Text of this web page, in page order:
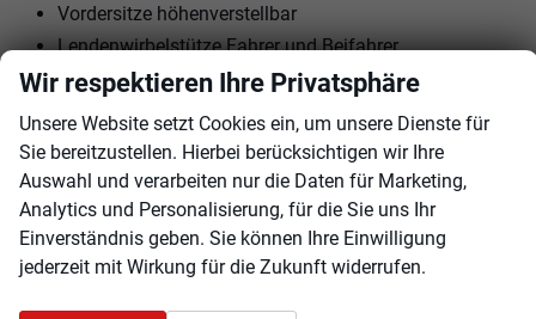
Vordersitze höhenverstellbar
Lendenwirbelstütze Fahrer und Beifahrer
Armlehnen vorne und hinten
Rücksitzbank teilbar
Lenkradheizung
Schaltwippen am Lenkrad
EXTRAS:
Wir respektieren Ihre Privatsphäre
Unsere Website setzt Cookies ein, um unsere Dienste für
Sie bereitzustellen. Hierbei berücksichtigen wir Ihre
Auswahl und verarbeiten nur die Daten für Marketing,
Analytics und Personalisierung, für die Sie uns Ihr
Einverständnis geben. Sie können Ihre Einwilligung
jederzeit mit Wirkung für die Zukunft widerrufen.